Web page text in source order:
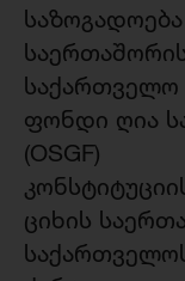
საზოგადოება
საქართველო
ფონდი ღია
(OSGF)
ციხის